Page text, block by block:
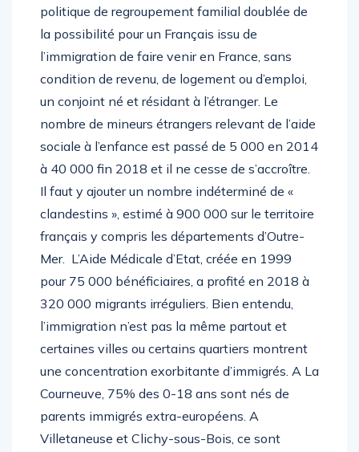
politique de regroupement familial doublée de
la possibilité pour un Français issu de
l’immigration de faire venir en France, sans
condition de revenu, de logement ou d’emploi,
un conjoint né et résidant à l’étranger. Le
nombre de mineurs étrangers relevant de l’aide
sociale à l’enfance est passé de 5 000 en 2014
à 40 000 fin 2018 et il ne cesse de s’accroître.
Il faut y ajouter un nombre indéterminé de «
clandestins », estimé à 900 000 sur le territoire
français y compris les départements d’Outre-
Mer. L’Aide Médicale d’Etat, créée en 1999
pour 75 000 bénéficiaires, a profité en 2018 à
320 000 migrants irréguliers. Bien entendu,
l’immigration n’est pas la même partout et
certaines villes ou certains quartiers montrent
une concentration exorbitante d’immigrés. A La
Courneuve, 75% des 0-18 ans sont nés de
parents immigrés extra-européens. A
Villetaneuse et Clichy-sous-Bois, ce sont